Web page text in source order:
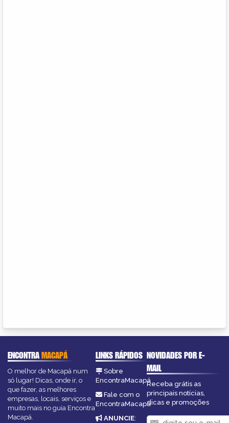
ENCONTRAMACAPÁ
O melhor de Macapá num
só lugar! Dicas, onde ir, o
que fazer, as melhores
empresas, locais, serviços e
muito mais no guia Encontra
Macapá.
LINKS RÁPIDOS
Sobre
EncontraMacapá
Fale com o
EncontraMacapá
ANUNCIE:
NOVIDADES POR E-
MAIL
Receba grátis as
principais notícias,
dicas e promoções